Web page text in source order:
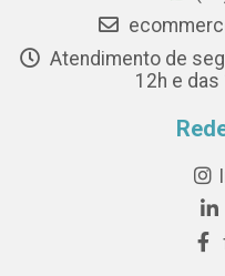
Atendimento de
12h e